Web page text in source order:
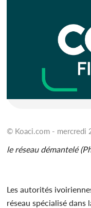
© Koaci.com -
le réseau démantelé
Les autorités
réseau spécialisé